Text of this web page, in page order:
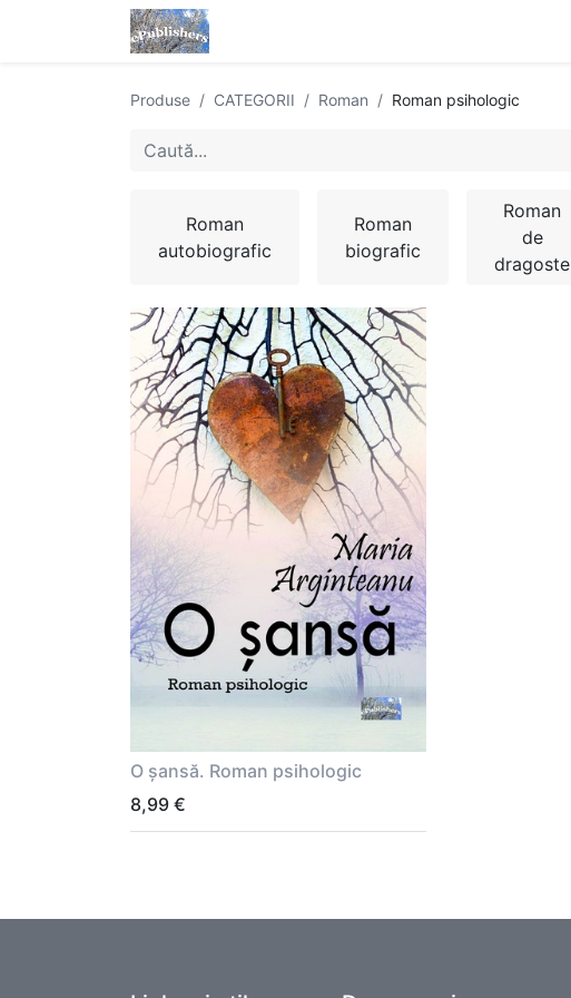
Produse CATEGORII Roman Roman psihologic
Roman
autobiografic
Roman
biografic
Roman
de
dragoste
O șansă. Roman psihologic
8,99 €